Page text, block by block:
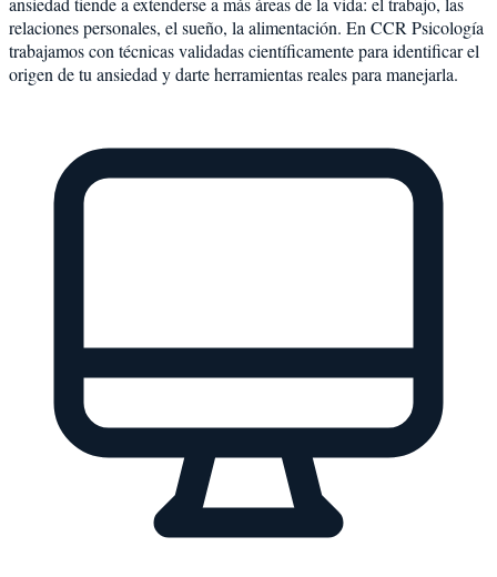
relaciones personales, el sueño, la alimentación. En CCR Psicología
trabajamos con técnicas validadas científicamente para identificar el
origen de tu ansiedad y darte herramientas reales para manejarla.